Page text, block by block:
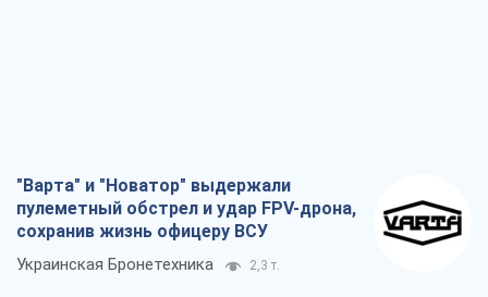
"Варта" и "Новатор" выдержали
пулеметный обстрел и удар FPV-дрона,
сохранив жизнь офицеру ВСУ
Украинская Бронетехника 2,3 т.